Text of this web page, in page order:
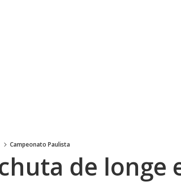
Campeonato Paulista
de longe